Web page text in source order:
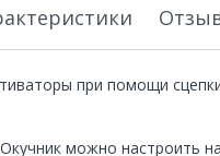
при помощи
можно настроить